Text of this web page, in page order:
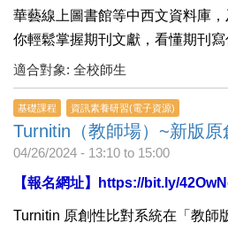
華藝線上圖書館等中西文資料庫
你輕鬆掌握期刊文獻，看懂期刊寫
適合對象: 全校師生
基礎課程 資訊素養研習(電子資源)
Turnitin（教師場）~新版
04/26/2024 - 13:10 to 15:00
【報名網址】
https://bit.ly/
Turnitin 原創性比對系統在「教師